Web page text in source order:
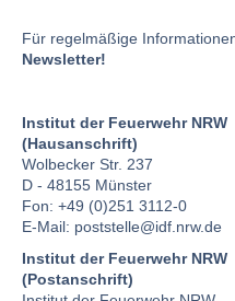
Für regelmäßige
Newsletter!
Institut der Feuerwehr NRW
(Hausanschrift)
Wolbecker Str. 237
D - 48155 Münster
Fon: +49 (0)251 3112-0
E-Mail: poststelle@idf.nrw.de
Institut der Feuerwehr NRW
(Postanschrift)